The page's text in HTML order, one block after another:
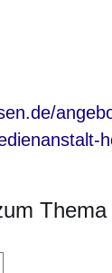
neuen
neuen
Thema